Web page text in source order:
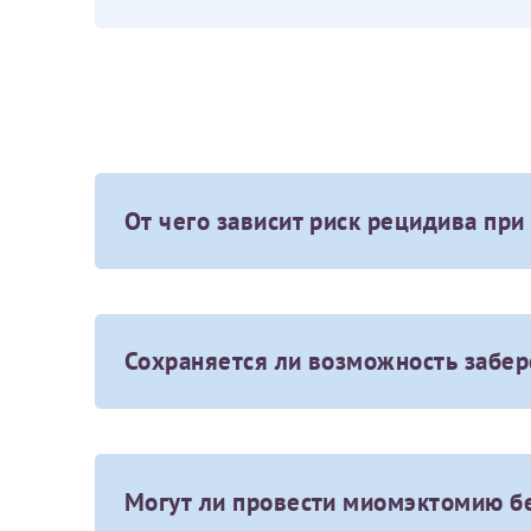
От чего зависит риск рецидива
На риск повторного образования миомы
анамнезе хронических патологий матки,
Сохраняется ли возможность
В МЦРМ миомэктомию проводят
Репродуктивная функция после
Могут ли провести миомэктомию